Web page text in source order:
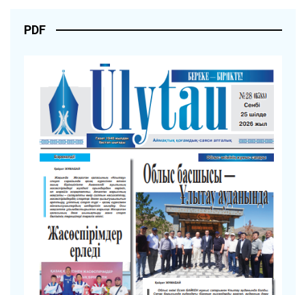
PDF